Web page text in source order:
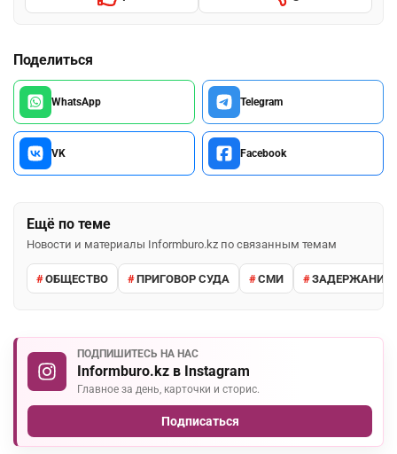
Поделиться
WhatsApp Telegram
VK Facebook
Ещё по теме
Новости и материалы Informburo.kz по связанным темам
ОБЩЕСТВО ПРИГОВОР СУДА СМИ ЗАДЕРЖАНИЕ
ПОДПИШИТЕСЬ НА НАС
Informburo.kz в Instagram
Главное за день, карточки и сторис.
Подписаться